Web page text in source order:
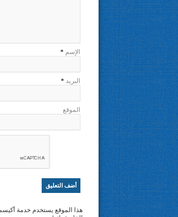
الإسم *
البريد *
الموقع
هذا الموقع يستخدم خدمة